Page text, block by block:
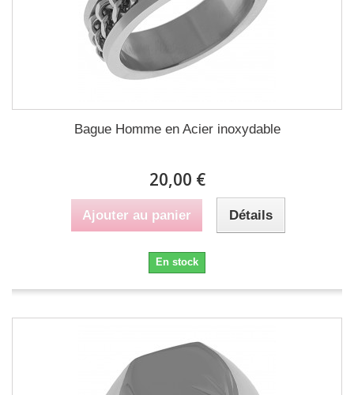
Bague Homme en Acier inoxydable
20,00 €
Ajouter au panier Détails
En stock